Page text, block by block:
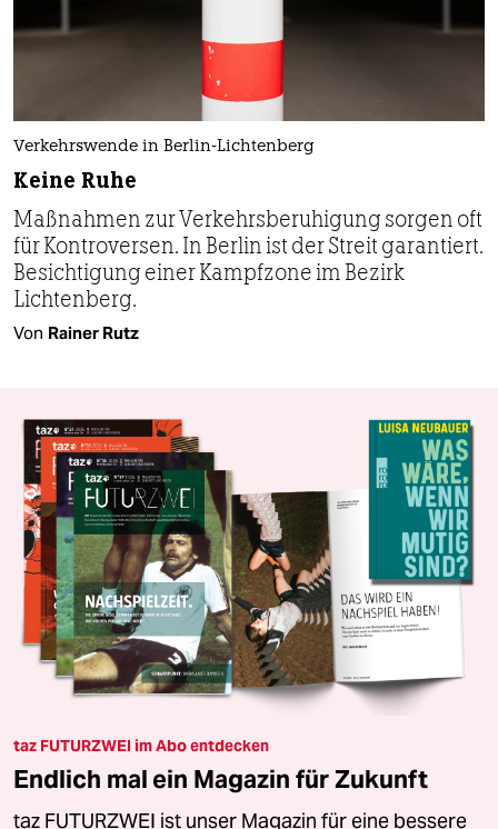
Verkehrswende in Berlin-Lichtenberg
Keine Ruhe
Maßnahmen zur Verkehrsberuhigung sorgen oft
für Kontroversen. In Berlin ist der Streit garantiert.
Besichtigung einer Kampfzone im Bezirk
Lichtenberg.
Von Rainer Rutz
taz FUTURZWEI im Abo entdecken
Endlich mal ein Magazin für Zukunft
taz FUTURZWEI ist unser Magazin für eine bessere